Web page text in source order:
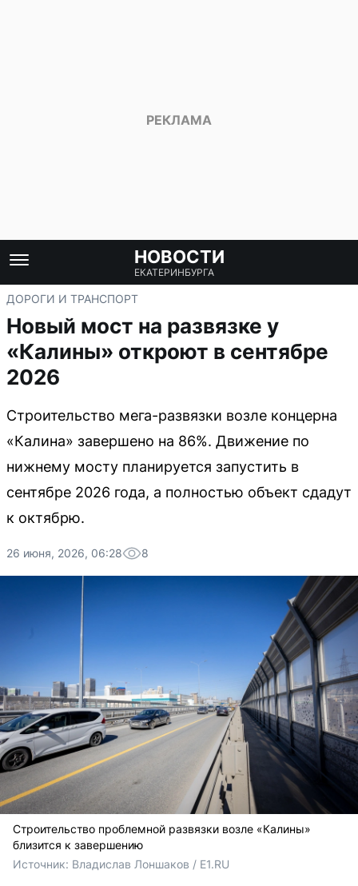
НОВОСТИ
ЕКАТЕРИНБУРГА
ДОРОГИ И ТРАНСПОРТ
Новый мост на развязке у
«Калины» откроют в сентябре
2026
Строительство мега-развязки возле концерна
«Калина» завершено на 86%. Движение по
нижнему мосту планируется запустить в
сентябре 2026 года, а полностью объект сдадут
к октябрю.
26 июня, 2026, 06:28 8
Строительство проблемной развязки возле «Калины»
близится к завершению
Источник: Владислав Лоншаков / E1.RU